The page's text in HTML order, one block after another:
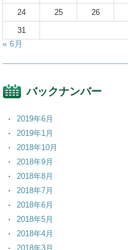
24
25 26
31
« 6月
バックナンバー
2019年6月
2019年1月
2018年10月
2018年9月
2018年8月
2018年7月
2018年6月
2018年5月
2018年4月
2018年3月